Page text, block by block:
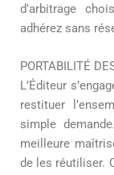
d’arbitrage
adhérez sans
PORTABILITÉ
L’Éditeur
restituer
simple
meilleure
de les réutiliser.